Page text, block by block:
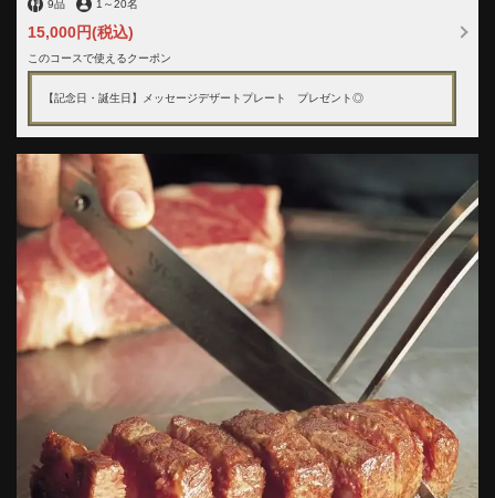
9品 1 ～20名
15,000円(税込)
このコースで使えるクーポン
【記念日・誕生日】メッセージデザートプレート プレゼント◎